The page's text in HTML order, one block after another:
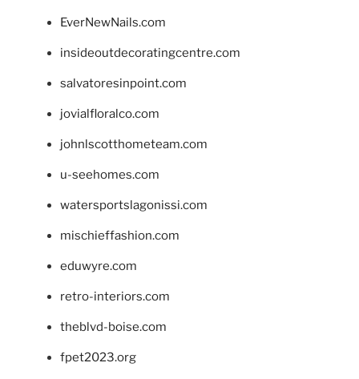
EverNewNails.com
insideoutdecoratingcentre.com
salvatoresinpoint.com
jovialfloralco.com
johnlscotthometeam.com
u-seehomes.com
watersportslagonissi.com
mischieffashion.com
eduwyre.com
retro-interiors.com
theblvd-boise.com
fpet2023.org